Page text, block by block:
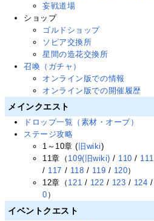
妄戦道場
ショップ
ゴルドショップ
ソピア交換所
星間の造花交換所
召喚（ガチャ）
オンライン版での情報
オンライン版での開催履歴
メインクエスト
ドロップ一覧（素材・オーブ）
ステージ攻略
1～10章 ( 旧wiki)
11章（ 109(旧wiki) / 110 / 111
/ 117 / 118 / 119 / 120）
12章（ 121 / 122 / 123 / 124 /
0 ）
イベントクエスト